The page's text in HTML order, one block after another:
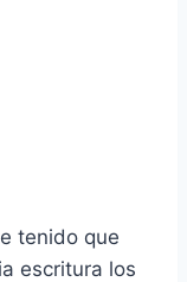
tenido que
escritura los